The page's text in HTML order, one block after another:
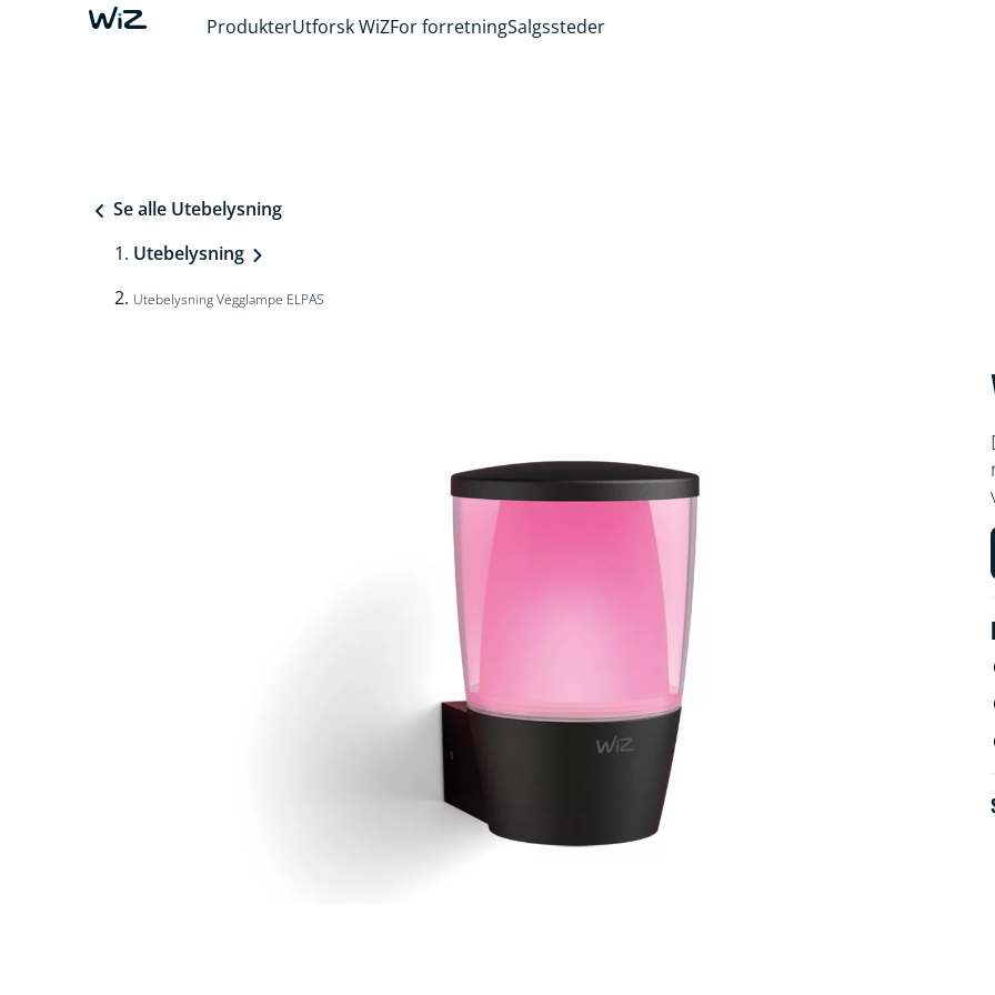
ProdukterUtforsk WiZFor forretningSalgssteder
Se alle Utebelysning
Utebelysning
Utebelysning Vegglampe ELPAS